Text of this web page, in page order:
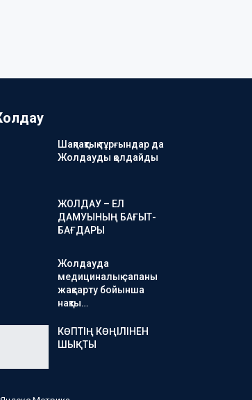
Шақпақтық тұрғындар да
Жолдауды қолдайды
ЖОЛДАУ – ЕЛ
ДАМУЫНЫҢ БАҒЫТ-
БАҒДАРЫ
Жолдауда
медициналық сапаны
жақсарту бойынша
нақты…
КӨПТІҢ КӨҢІЛІНЕН
ШЫҚТЫ